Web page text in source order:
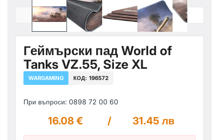
Геймърски пад World of
Tanks VZ.55, Size XL
WARGAMING КОД: 196572
При въпроси: 0898 72 00 60
16.08 € / 31.45 лв